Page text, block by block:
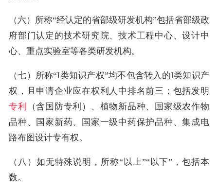
（六）所称“经认定的省部级研发机构”包括省部级政
府部门认定的技术研究院、技术工程中心、设计中
心、重点实验室等各类研发机构。
（七）所称“Ι类知识产权”均不包含转入的Ι类知识产
权，且申请企业应在权利人中排名前三；包括发明
专利
（含国防专利）、植物新品种、国家级农作物
品种、国家新药、国家一级中药保护品种、集成电
路布图设计专有权。
（八）如无特殊说明，所称“以上”“以下”，包括本
数。